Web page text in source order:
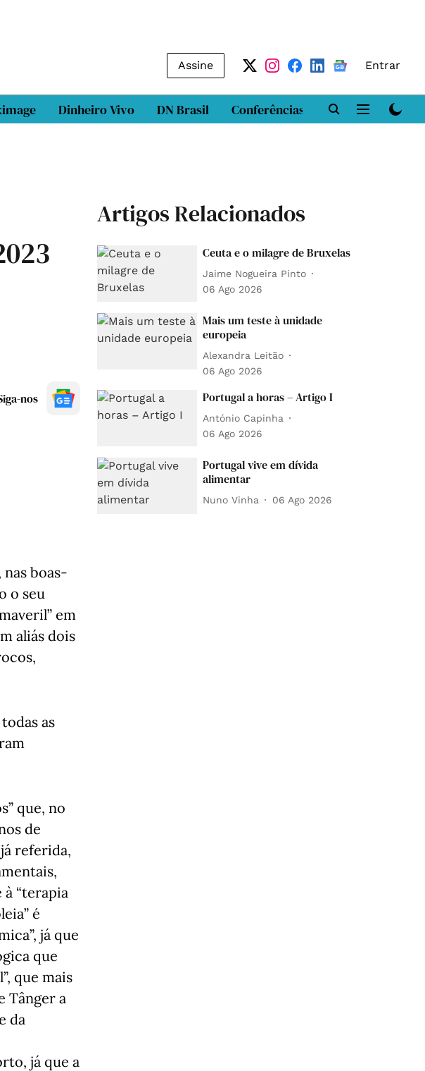
Assine Entrar
Dinheiro Vivo DN Brasil Conferências DN LAB
nos
boas-
o seu
em
aliás dois
as
que, no
de
referida,
“terapia
é
já que
que
que mais
Tânger a
da
já que a
Artigos Relacionados
Ceuta e o milagre de Bruxelas
Jaime Nogueira Pinto
06 Ago 2026
Mais um teste à unidade
europeia
Alexandra Leitão
06 Ago 2026
Portugal a horas – Artigo I
António Capinha
06 Ago 2026
Portugal vive em dívida
alimentar
Nuno Vinha 06 Ago 2026